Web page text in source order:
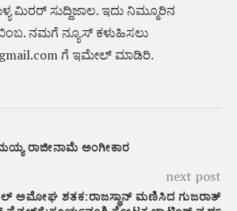
ಮಿರರ್‌ ಸುದ್ದಿಜಾಲ. ಇದು ನಿಮ್ಮೂರಿನ
ನಮಗೆ ನ್ಯೂಸ್‌ ಕಳುಹಿಸಲು
ಗೆ ಇಮೇಲ್ ಮಾಡಿರಿ.
ರಾಜೀನಾಮೆ ಅಂಗೀಕಾರ
next post
ಅಮೋಘ ಶತಕ:ರಾಜಸ್ಥಾನ್ ಮಣಿಸಿದ ಗುಜರಾತ್